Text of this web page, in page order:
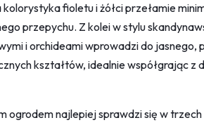
fioletu i żółci przełamie
przepychu. Z kolei w stylu
i orchideami wprowadzi do
kształtów, idealnie współgrając z
ogrodem najlepiej sprawdzi się w